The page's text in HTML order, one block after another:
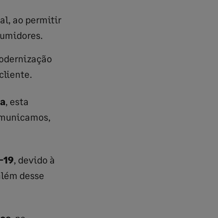
ao permitir
, esta
19, devido à
desse